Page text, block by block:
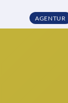
AGENTUR